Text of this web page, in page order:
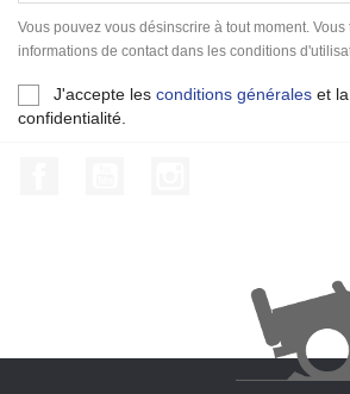
Vous pouvez vous désinscrire à tout moment.
informations de contact dans les conditions
J'accepte les conditions générales et
confidentialité.